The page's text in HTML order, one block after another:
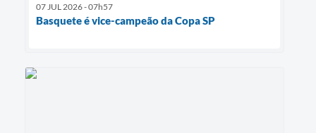
07 JUL 2026 - 07h57
Basquete é vice-campeão da Copa SP